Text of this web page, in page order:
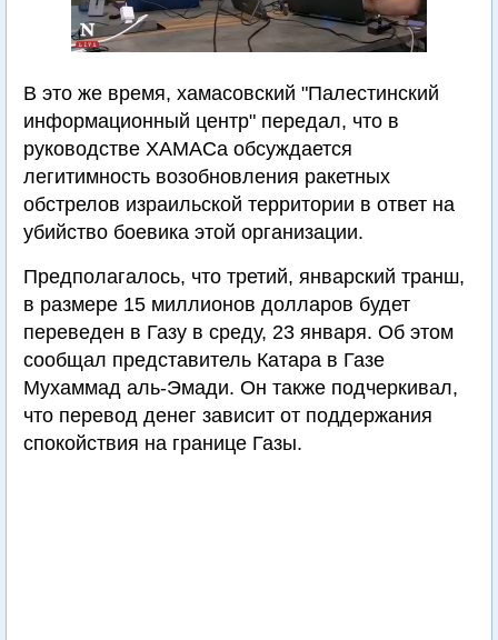
В это же время, хамасовский "Палестинский
информационный центр" передал, что в
руководстве ХАМАСа обсуждается
легитимность возобновления ракетных
обстрелов израильской территории в ответ на
убийство боевика этой организации.
Предполагалось, что третий, январский транш,
в размере 15 миллионов долларов будет
переведен в Газу в среду, 23 января. Об этом
сообщал представитель Катара в Газе
Мухаммад аль-Эмади. Он также подчеркивал,
что перевод денег зависит от поддержания
спокойствия на границе Газы.